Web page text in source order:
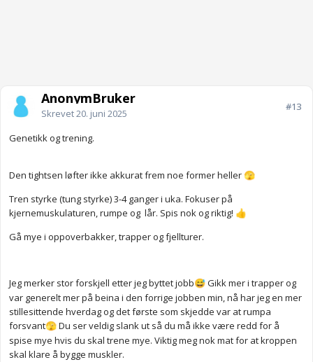
AnonymBruker
Skrevet20. juni 2025
#13
Genetikk og trening.
Den tightsen løfter ikke akkurat frem noe former heller 🫣
Tren styrke (tung styrke) 3-4 ganger i uka. Fokuser på
kjernemuskulaturen, rumpe og lår. Spis nok og riktig! 👍
Gå mye i oppoverbakker, trapper og fjellturer.
Jeg merker stor forskjell etter jeg byttet jobb😅 Gikk mer i trapper og
var generelt mer på beina i den forrige jobben min, nå har jeg en mer
stillesittende hverdag og det første som skjedde var at rumpa
forsvant🫣 Du ser veldig slank ut så du må ikke være redd for å
spise mye hvis du skal trene mye. Viktig meg nok mat for at kroppen
skal klare å bygge muskler.